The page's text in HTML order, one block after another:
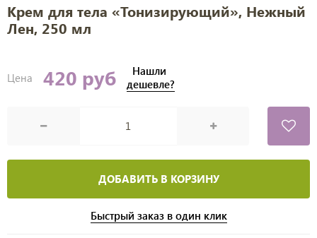
Крем для тела «Тонизирующий», Нежный
Лен, 250 мл
Цена 420 руб
Нашли
дешевле?
ДОБАВИТЬ В КОРЗИНУ
Быстрый заказ в один клик